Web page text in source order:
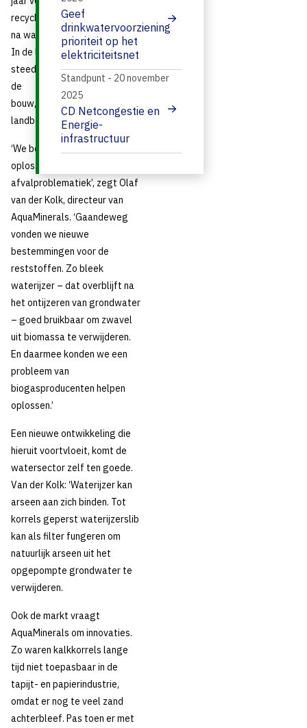
recycling van reststoffen die
na waterzuivering overblijven.
In de loop der jaren zijn
steeds meer toepassingen in
de
bouw, infrastructuur of
landbouw mogelijk gebleken.
‘We begonnen met een
oplossing voor de
afvalproblematiek’, zegt Olaf
van der Kolk, directeur van
AquaMinerals. ‘Gaandeweg
vonden we nieuwe
bestemmingen voor de
reststoffen. Zo bleek
waterijzer – dat overblijft na
het ontijzeren van grondwater
– goed bruikbaar om zwavel
uit biomassa te verwijderen.
En daarmee konden we een
probleem van
biogasproducenten helpen
oplossen.’
Een nieuwe ontwikkeling die
hieruit voortvloeit, komt de
watersector zelf ten goede.
Van der Kolk: ‘Waterijzer kan
arseen aan zich binden. Tot
korrels geperst waterijzerslib
kan als filter fungeren om
natuurlijk arseen uit het
opgepompte grondwater te
verwijderen.
Ook de markt vraagt
AquaMinerals om innovaties.
Zo waren kalkkorrels lange
tijd niet toepasbaar in de
tapijt- en papierindustrie,
omdat er nog te veel zand
achterbleef. Pas toen er met
Geef
drinkwatervoorziening
prioriteit op het
elektriciteitsnet
CD Netcongestie en
Energie-
infrastructuur
Standpunt - 20 november
2025